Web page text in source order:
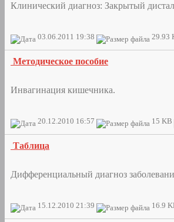
Клинический диагноз: Закрытый
03.06.2011 19:38 29.93
Методическое пособие
Инвагинация кишечника.
20.12.2010 16:57 15 KB
Таблица
Дифференциальный диагноз
15.12.2010 21:39 16.9